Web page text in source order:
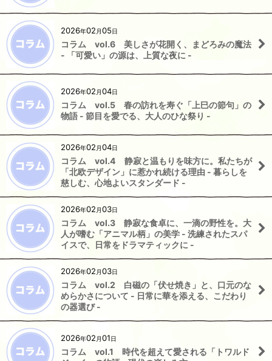
2026年02 月05日
コラム vol.6 美しさが花開く、まどろみの魔法
- 「可愛い」の源は、上質な夜に -
2026年02 月04日
コラム vol.5 春の訪れを寿ぐ「上巳の節句」の
物語 - 節目を愛でる、大人のひな祭り -
2026年02 月04日
コラム vol.4 静寂と温もりを味方に。私たちが
「北欧デザイン」に惹かれ続ける理由 - 暮らしを
慈しむ、心地よいスタンダード -
2026年02 月03日
コラム vol.3 静寂な食卓に、一滴の野性を。大
人が嗜む「アニマル柄」の美学 - 洗練されたスパ
イスで、日常をドラマティックに -
2026年02 月03日
コラム vol.2 白磁の「伏せ焼き」と、口元のな
めらかさについて - 日常に華を添える、こだわり
の器選び -
2026年02 月01日
コラム vol.1 時代を超えて愛される「トワルド